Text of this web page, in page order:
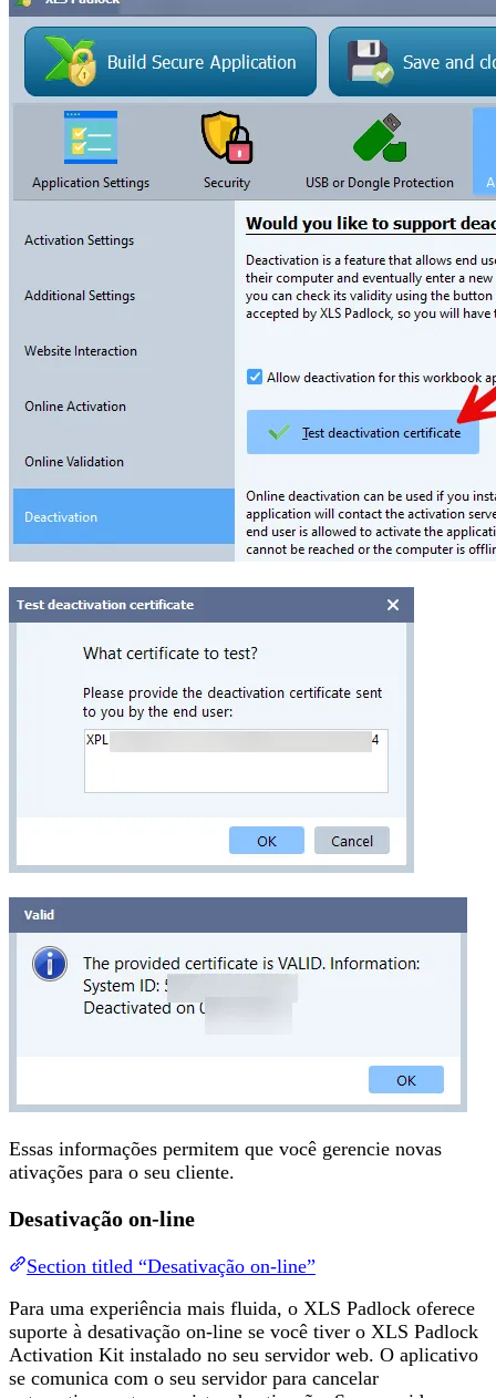
Essas informações permitem que você gerencie novas
ativações para o seu cliente.
Desativação on-line
Section titled “Desativação on-line”
Para uma experiência mais fluida, o XLS Padlock oferece
suporte à desativação on-line se você tiver o XLS Padlock
Activation Kit instalado no seu servidor web. O aplicativo
se comunica com o seu servidor para cancelar